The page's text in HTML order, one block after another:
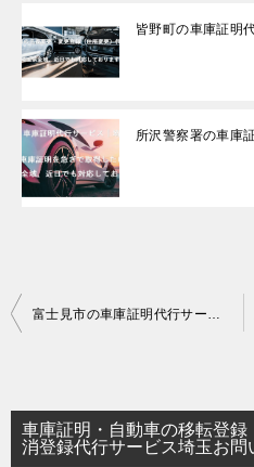
皆野町の車庫証明
所沢警察署の車庫
投
ビ
ゲ
車庫証明・自動車の移転登
消登録代行サービス埼玉お問